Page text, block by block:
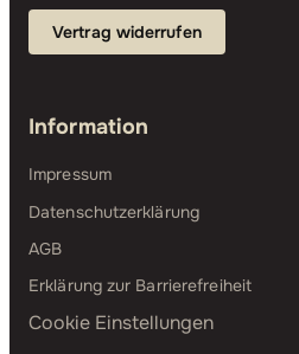
Vertrag widerrufen
Information
Impressum
Datenschutzerklärung
AGB
Erklärung zur Barrierefreiheit
Cookie Einstellungen